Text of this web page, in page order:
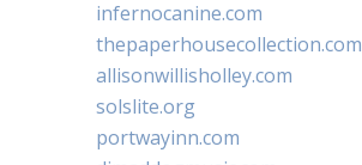
infernocanine.com
thepaperhousecollection.com
allisonwillisholley.com
solslite.org
portwayinn.com